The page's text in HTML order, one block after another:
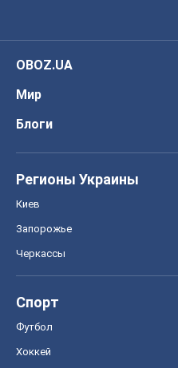
OBOZ.UA
Мир
Блоги
Регионы Украины
Киев
Запорожье
Черкассы
Спорт
Футбол
Хоккей